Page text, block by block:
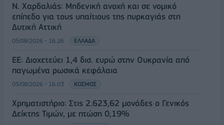
Ν. Χαρδαλιάς: Μηδενική ανοχή και σε νομικό
επίπεδο για τους υπαίτιους της πυρκαγιάς στη
Δυτική Αττική
05/08/2026 - 16:26 ΕΛΛΑΔΑ
ΕΕ: Διοχετεύει 1,4 δισ. ευρώ στην Ουκρανία από
παγωμένα ρωσικά κεφάλαια
05/08/2026 - 16:03 ΚΟΣΜΟΣ
Χρηματιστήριο: Στις 2.623,62 μονάδες ο Γενικός
Δείκτης Τιμών, με πτώση 0,19%